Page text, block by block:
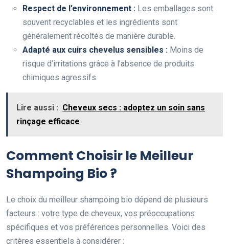
Respect de l’environnement : Les emballages sont
souvent recyclables et les ingrédients sont
généralement récoltés de manière durable.
Adapté aux cuirs chevelus sensibles : Moins de
risque d’irritations grâce à l’absence de produits
chimiques agressifs.
Lire aussi : Cheveux secs : adoptez un soin sans
rinçage efficace
Comment Choisir le Meilleur
Shampoing Bio ?
Le choix du meilleur shampoing bio dépend de plusieurs
facteurs : votre type de cheveux, vos préoccupations
spécifiques et vos préférences personnelles. Voici des
critères essentiels à considérer :